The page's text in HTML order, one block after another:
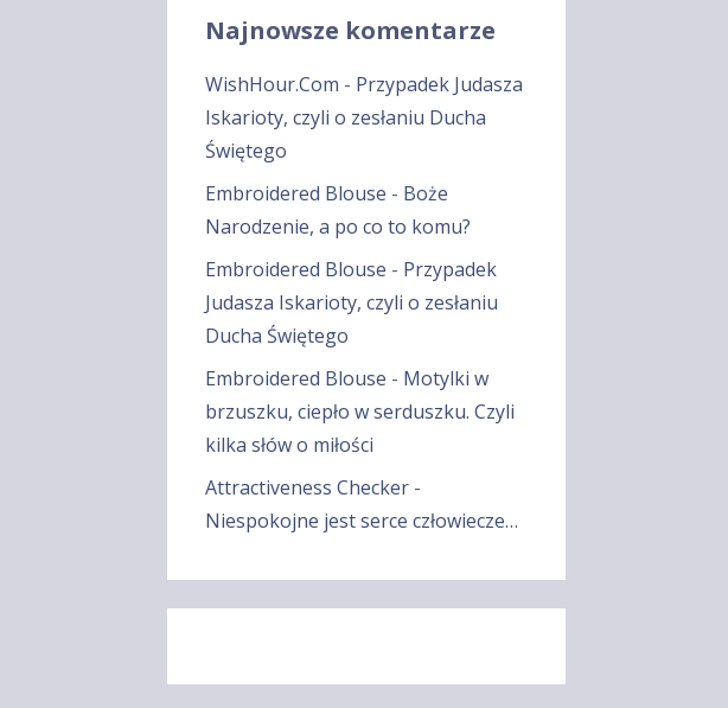
Najnowsze komentarze
WishHour.Com - Przypadek Judasza
Iskarioty, czyli o zesłaniu Ducha
Świętego
Embroidered Blouse - Boże
Narodzenie, a po co to komu?
Embroidered Blouse - Przypadek
Judasza Iskarioty, czyli o zesłaniu
Ducha Świętego
Embroidered Blouse - Motylki w
brzuszku, ciepło w serduszku. Czyli
kilka słów o miłości
Attractiveness Checker-
Niespokojne jest serce człowiecze…